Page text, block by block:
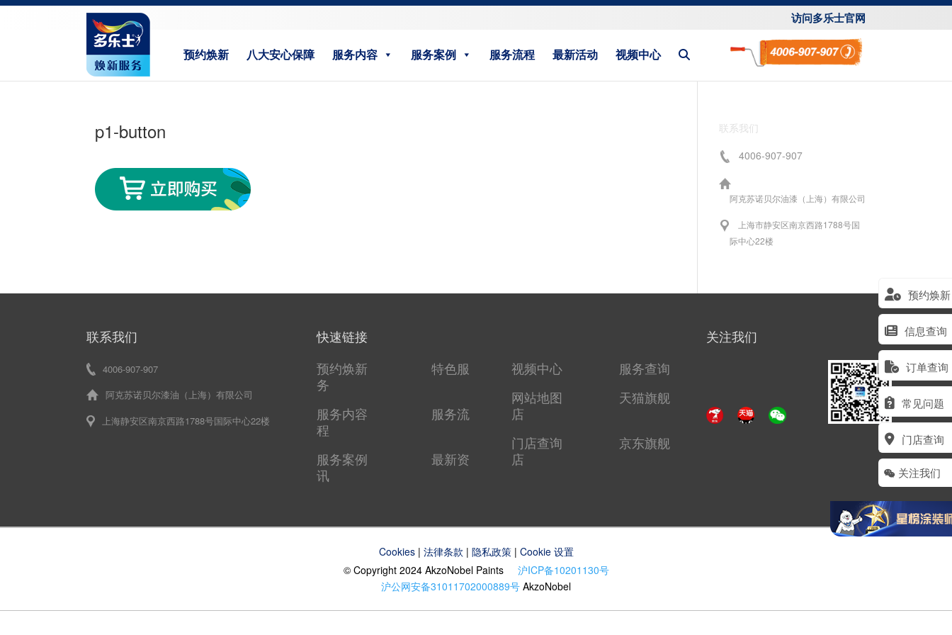
访问多乐士官网
预约焕新 八大安心保障 服务内容 服务案例 服务流程 最新活动 视频中心
预约焕新
信息查询
订单查询
常见问题
门店查询
关注我们
p1-button
联系我们
4006-907-907
阿克苏诺贝尔油漆（上海）有限公司
上海市静安区南京西路1788号国
际中心22楼
联系我们
4006-907-907
阿克苏诺贝尔漆油（上海）有限公司
上海静安区南京西路1788号国际中心22楼
快速链接
预约焕新
特色服
务
服务内容
服务流
程
服务案例
最新资
讯
视频中心
服务查询
网站地图
天猫旗舰
店
门店查询
京东旗舰
店
关注我们
Cookies| 法律条款 | 隐私政策| Cookie 设置
© Copyright 2024 AkzoNobel Paints 沪ICP备10201130号
沪公网安备31011702000889号 AkzoNobel